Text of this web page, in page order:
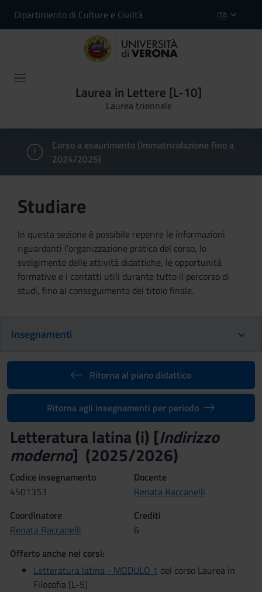
Dipartimento di Culture e Civiltà ITA
Laurea in Lettere [L-10]
Laurea triennale
Corso a esaurimento (Immatricolazione fino a
2024/2025)
Studiare
In questa sezione è possibile reperire le informazioni
riguardanti l'organizzazione pratica del corso, lo
svolgimento delle attività didattiche, le opportunità
formative e i contatti utili durante tutto il percorso di
studi, fino al conseguimento del titolo finale.
Insegnamenti
Ritorna al piano didattico
Ritorna agli insegnamenti per periodo
Letteratura latina (i) [Indirizzo
moderno] (2025/2026)
Codice insegnamento
4S01353
Docente
Renata Raccanelli
Coordinatore
Renata Raccanelli
Crediti
6
Offerto anche nei corsi:
Letteratura latina - MODULO 1 del corso Laurea in
Filosofia [L-5]